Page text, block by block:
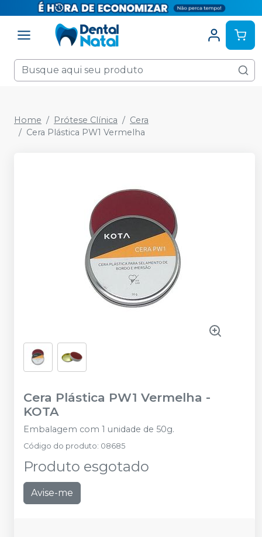
Home Prótese Clínica
Cera
Cera Plástica PW1 Vermelha
Cera Plástica PW1 Vermelha -
KOTA
Embalagem com 1 unidade de 50g.
Código do produto: 08685
Produto esgotado
Avise-me